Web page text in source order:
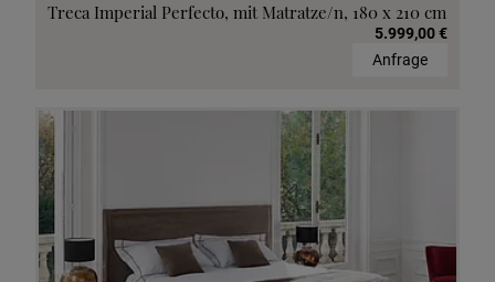
Treca Imperial Perfecto, mit Matratze/n, 180 x 210 cm
5.999,00 €
Anfrage